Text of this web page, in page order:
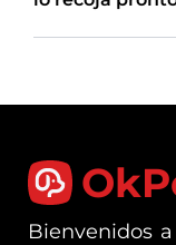
Bienvenidos